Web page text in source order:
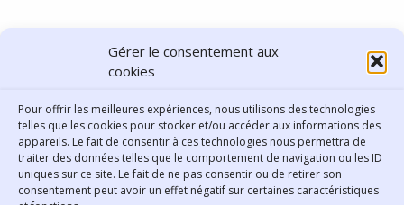
Gérer le consentement aux
cookies
Pour offrir les meilleures expériences, nous utilisons des technologies
telles que les cookies pour stocker et/ou accéder aux informations des
appareils. Le fait de consentir à ces technologies nous permettra de
traiter des données telles que le comportement de navigation ou les ID
uniques sur ce site. Le fait de ne pas consentir ou de retirer son
consentement peut avoir un effet négatif sur certaines caractéristiques
PARTAGER CET ARTICLE